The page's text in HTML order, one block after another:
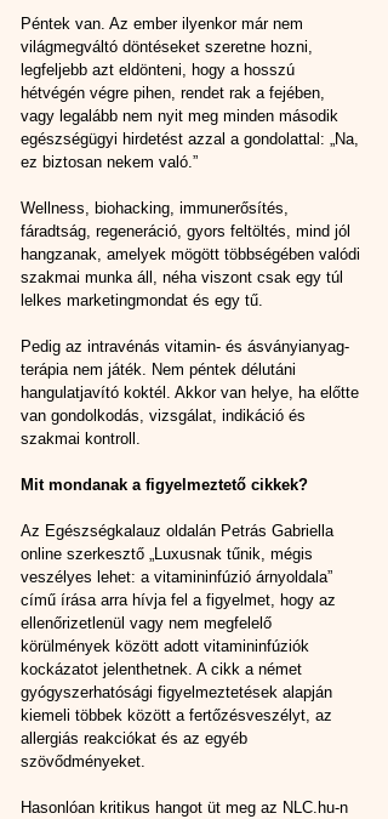
Péntek van. Az ember ilyenkor már nem
világmegváltó döntéseket szeretne hozni,
legfeljebb azt eldönteni, hogy a hosszú
hétvégén végre pihen, rendet rak a fejében,
vagy legalább nem nyit meg minden második
egészségügyi hirdetést azzal a gondolattal: „Na,
ez biztosan nekem való.”
Wellness, biohacking, immunerősítés,
fáradtság, regeneráció, gyors feltöltés, mind jól
hangzanak, amelyek mögött többségében valódi
szakmai munka áll, néha viszont csak egy túl
lelkes marketingmondat és egy tű.
Pedig az intravénás vitamin- és ásványianyag-
terápia nem játék. Nem péntek délutáni
hangulatjavító koktél. Akkor van helye, ha előtte
van gondolkodás, vizsgálat, indikáció és
szakmai kontroll.
Mit mondanak a figyelmeztető cikkek?
Az Egészségkalauz oldalán Petrás Gabriella
online szerkesztő „Luxusnak tűnik, mégis
veszélyes lehet: a vitamininfúzió árnyoldala”
című írása arra hívja fel a figyelmet, hogy az
ellenőrizetlenül vagy nem megfelelő
körülmények között adott vitamininfúziók
kockázatot jelenthetnek. A cikk a német
gyógyszerhatósági figyelmeztetések alapján
kiemeli többek között a fertőzésveszélyt, az
allergiás reakciókat és az egyéb
szövődményeket.
Hasonlóan kritikus hangot üt meg az NLC.hu-n